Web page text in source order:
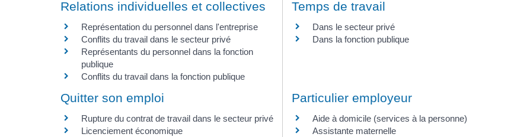
Relations individuelles et collectives
Représentation du personnel dans l'entreprise
Conflits du travail dans le secteur privé
Représentants du personnel dans la fonction
publique
Conflits du travail dans la fonction publique
Temps de travail
Dans le secteur privé
Dans la fonction publique
Quitter son emploi
Rupture du contrat de travail dans le secteur privé
Licenciement économique
Particulier employeur
Aide à domicile (services à la personne)
Assistante maternelle